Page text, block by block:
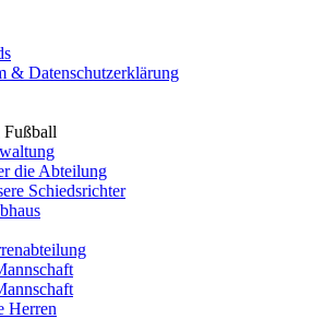
& Datenschutzerklärung
die Abteilung
Schiedsrichter
Herren